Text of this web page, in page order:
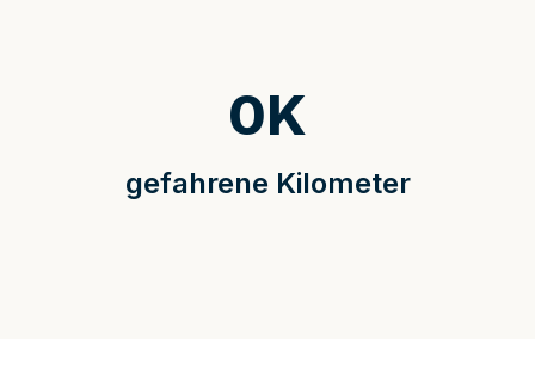
gefahrene Kilometer
0K